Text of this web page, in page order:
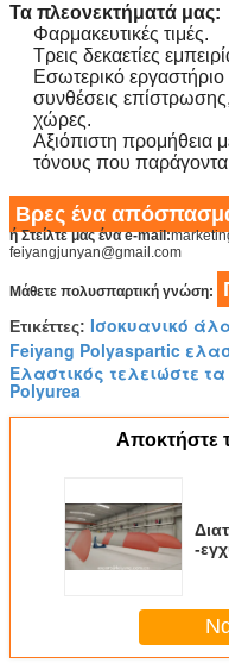
Τα πλεονεκτήματά μας:
Φαρμακευτικές τιμές.
Τρεις δεκαετίες
Εσωτερικό
συνθέσεις
χώρες.
Αξιόπιστη προμήθεια
τόνους που
Βρες ένα
ή Στείλτε μας ένα e-mail:
feiyangjunyan@gmail.com
Μάθετε πολυσπαρτική γνώση:
Ετικέττες: Ισοκυανικό
Feiyang Polyaspartic
Ελαστικός τελειώστε
Polyurea
Αποκτήστε
-